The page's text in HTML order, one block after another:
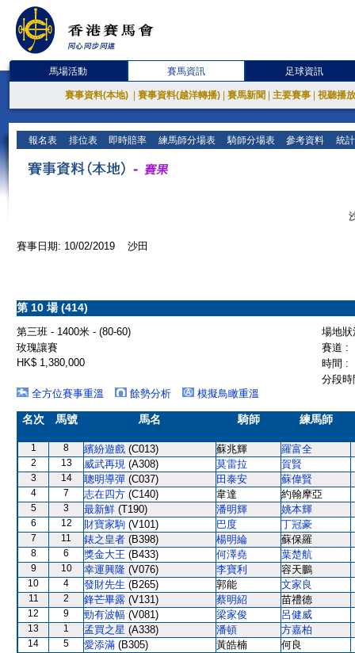
馬場活動 賽馬資訊 足球資訊
賽事資料(本地) 賽事資料(越洋轉播) 賽馬新聞 主要賽事 視聽播
報名表 排位表 即時賠率 練馬師分場表 騎師分場表 參考資料 統
賽事日期: 10/02/2019 沙田
第 10 場 (414)
第三班 - 1400米 - (80-60)
場地
玫瑰讓賽
賽道 :
HK$ 1,380,000
時間 :
分段
全方位賽事重溫
餘勢分析 模擬鳥瞰重溫
名次 馬號 馬名 騎師 練馬師
1 8 繽紛遊戲 (C013) 蘇兆輝 羅富全
2 13 威武再現 (A308) 莫雷拉 賀賢
3 14 聰明導彈 (C037) 田泰安 蘇偉賢
4 7 志在四方 (C140) 韋達 約翰摩亞
5 3 最新鮮 (T190) 潘明輝 姚本輝
6 12 財寶家駒 (V101) 巴度 丁冠豪
7 11 錶之皇者 (B398) 楊明綸 蘇保羅
8 6 獎金大王 (B433) 何澤堯 葉楚航
9 10 幸運興隆 (V076) 李寶利 容天鵬
10 4 發財先生 (B265) 郭能 文家良
11 2 鋒芒畢露 (V131) 蔡明紹 苗禮德
12 9 勁有波幅 (V081) 梁家俊 呂健威
13 1 孟買之星 (A338) 潘頓 方嘉柏
14 5 愛添滿 (B305) 黃皓楠
何良